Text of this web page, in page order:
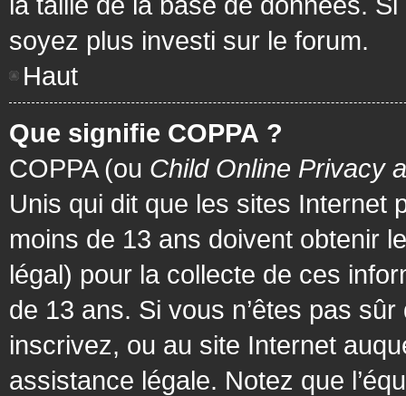
soyez plus investi sur le forum.
Haut
Que signifie COPPA ?
COPPA (ou Child Online Privacy
Unis qui dit que les sites Internet
moins de 13 ans doivent obtenir
légal) pour la collecte de ces
de 13 ans. Si vous n’êtes pas
inscrivez, ou au site Internet
assistance légale. Notez que